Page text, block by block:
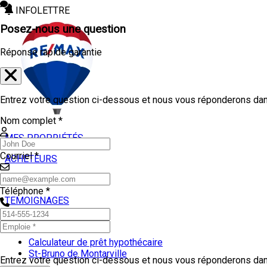
INFOLETTRE
MES PROPRIÉTÉS
ACHETEURS
VENDEURS
TEMOIGNAGES
OUTILS
Calculateur de prêt hypothécaire
St-Bruno de Montarville
Posez-nous une question
Réponse rapide garantie
Entrez votre question ci-dessous et nous vous réponderons
Nom complet *
Courriel *
Téléphone *
Entrez votre question ci-dessous et nous vous réponderons